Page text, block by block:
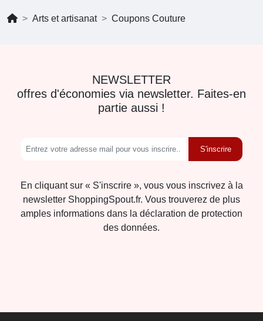
Arts et artisanat Coupons Couture
NEWSLETTER
offres d'économies via newsletter. Faites-en
partie aussi !
S'inscrire
En cliquant sur « S'inscrire », vous vous inscrivez à la
newsletter ShoppingSpout.fr. Vous trouverez de plus
amples informations dans la déclaration de protection
des données.